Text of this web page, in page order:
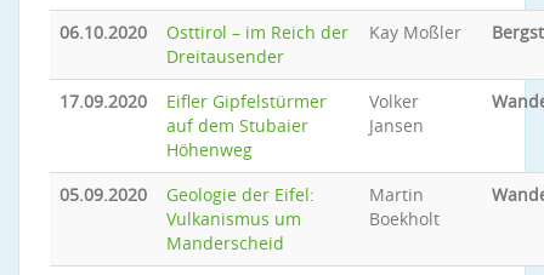
06.10.2020
Osttirol – im Reich der
Dreitausender
Kay Moßler
17.09.2020
Eifler Gipfelstürmer
auf dem Stubaier
Höhenweg
Volker
Jansen
05.09.2020
Geologie der Eifel:
Vulkanismus um
Manderscheid
Martin
Boekholt